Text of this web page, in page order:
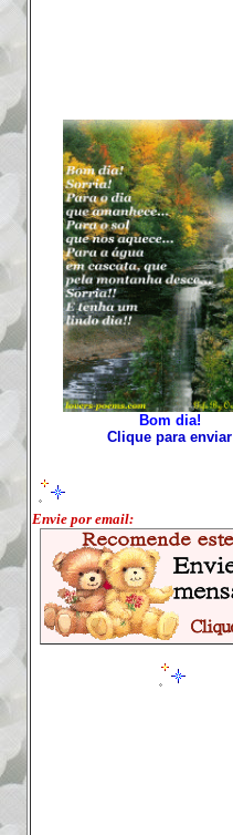
Bom dia!
Clique para enviar
Envie por email: